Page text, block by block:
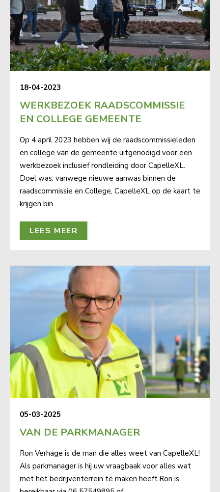
18-04-2023
WERKBEZOEK RAADSCOMMISSIE
EN COLLEGE GEMEENTE
Op 4 april 2023 hebben wij de raadscommissieleden
en college van de gemeente uitgenodigd voor een
werkbezoek inclusief rondleiding door CapelleXL.
Doel was, vanwege nieuwe aanwas binnen de
raadscommissie en College, CapelleXL op de kaart te
krijgen bin …
LEES MEER
05-03-2025
VAN DE PARKMANAGER
Ron Verhage is de man die alles weet van CapelleXL!
Als parkmanager is hij uw vraagbaak voor alles wat
met het bedrijventerrein te maken heeft.Ron is